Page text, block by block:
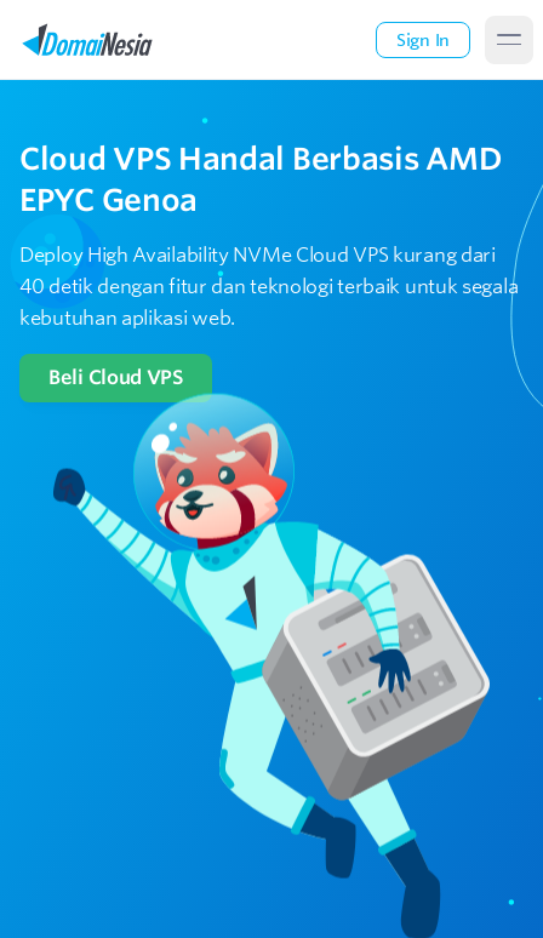
Sign In
Cloud VPS Handal Berbasis AMD
EPYC Genoa
Deploy High Availability NVMe Cloud VPS kurang dari
40 detik dengan fitur dan teknologi terbaik untuk segala
kebutuhan aplikasi web.
Beli Cloud VPS